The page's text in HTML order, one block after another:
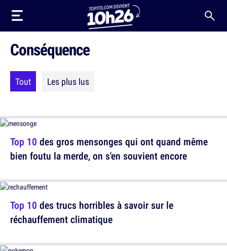
Conséquence
Tout Les plus lus
Top 10 des gros mensonges qui ont quand même
bien foutu la merde, on s'en souvient encore
Top 10 des trucs horribles à savoir sur le
réchauffement climatique